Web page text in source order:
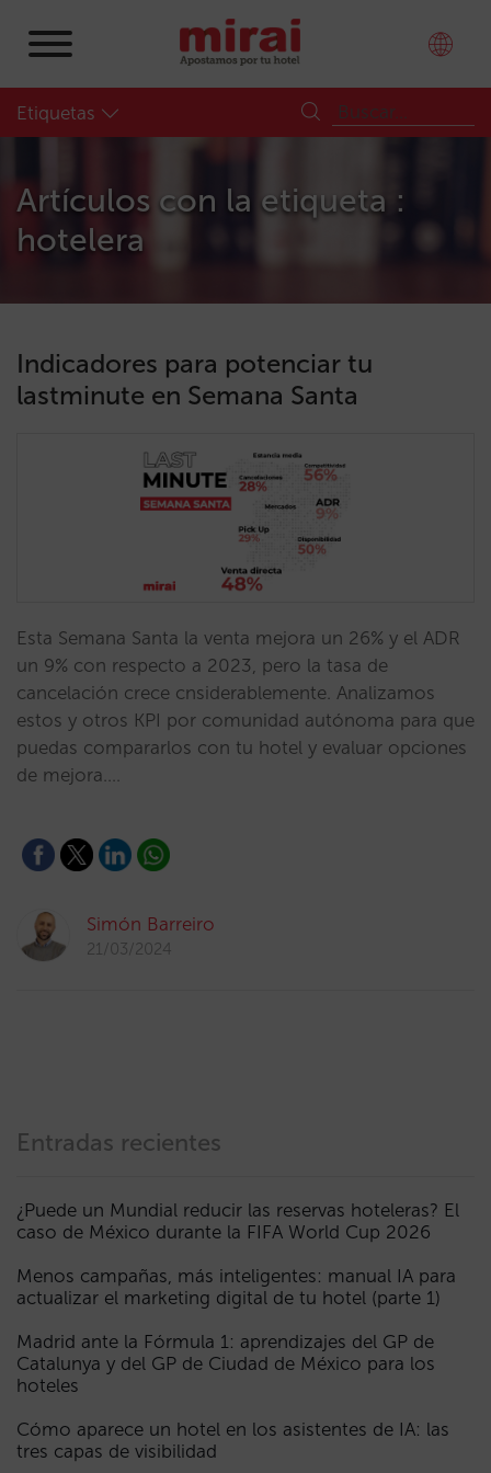
Etiquetas
Artículos con la etiqueta :
hotelera
Indicadores para potenciar tu
lastminute en Semana Santa
Esta Semana Santa la venta mejora un 26% y el ADR
un 9% con respecto a 2023, pero la tasa de
cancelación crece cnsiderablemente. Analizamos
estos y otros KPI por comunidad autónoma para que
puedas compararlos con tu hotel y evaluar opciones
de mejora.…
Simón Barreiro
21/03/2024
Entradas recientes
¿Puede un Mundial reducir las reservas hoteleras? El
caso de México durante la FIFA World Cup 2026
Menos campañas, más inteligentes: manual IA para
actualizar el marketing digital de tu hotel (parte 1)
Madrid ante la Fórmula 1: aprendizajes del GP de
Catalunya y del GP de Ciudad de México para los
hoteles
Cómo aparece un hotel en los asistentes de IA: las
tres capas de visibilidad